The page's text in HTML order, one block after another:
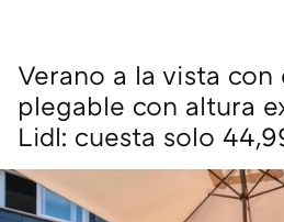
Verano a la vista con
plegable con altura
Lidl: cuesta solo